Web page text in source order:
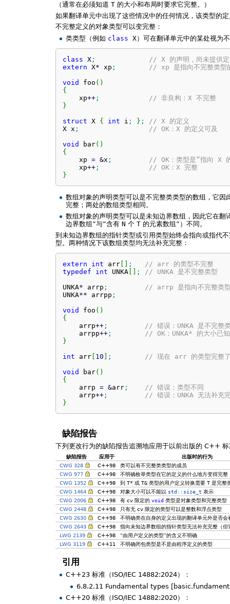
（通常在必须知道 T 的大小和布局时要求它完整。）
如果翻译单元中出现了这些情况中的任何情况，该类型的
不完整定义的对象类型可以变完整：
类类型（例如 class X）可在翻译单元中的某处视为
class X;
// X 的声明，尚未提供定
extern X* xp ;
// xp 是指向不完整类型
void
foo ( )
{
    xp
++;
// 非良构：X 不完整
}
struct X { int i ; } ;
// X 的定义
X x ;
// OK：X 的定义可及
void
bar( )
{
    xp
= &x ;
// OK：类型是“指向 X
    xp
++;
// OK：X 完整
}
数组对象的声明类型可以是不完整类类型的数组，它
完整；两处的数组类型相同。
数组对象的声明类型可以是未知边界数组，因此它在
边界数组”与“含有N 个T 的元素数组”）不同。
到未知边界数组的指针类型或引用类型始终会指向或指代
型。两种情况下该数组类型均无法补充完整：
extern int arr[ ;
// arr 的类型不完整
typedef
int UNKA[ ;
// UNKA 是不完整类型
UNKA* arrp ;
// arrp 是指向不完整类型
UNKA** arrpp ;
void
foo ( )
{
    arrp
++;
// 错误：UNKA 是不完整
    arrpp
++;
// OK：UNKA* 的大小已知
}
int arr[ 10 ;
// 现在 arr 的类型完整
void
bar( )
{
    arrp
= &arr;
// 错误：类型不同
    arrp
++;
// 错误：UNKA 无法补充
}
缺陷报告
下列更改行为的缺陷报告追溯地应用于以前出版的 C++
缺陷报告 应用于
出版时的行为
CWG 328
C++98
类可以有不完整类类型的成员
CWG 977
C++98
不明确枚举类型在它的定义的什么地方变得完整
CWG 1352
C++98 到 T* 或 T&类型的用户定义转换需要 T是完整
CWG 1464
C++98 对象大小可以不能以 std::size_t 表示
CWG 2006
C++98 有 cv 限定的 void类型是对象类型和完整类型
CWG 2448
C++98
只有无 cv 限定的类型可以是整数和浮点类型
CWG 2630
C++98
不明确类在自身的定义出现的翻译单元外是否会
CWG 2643
C++98
指向未知边界数组的指针类型无法补充完整（但
LWG 2139
C++98
“由用户定义的类型”的含义不明确
LWG 3119
C++11 不明确闭包类型是不是由程序定义的类型
引用
C++23 标准（ISO/IEC 14882:2024）：
6.8.2.11 Fundamental types
C++20 标准（ISO/IEC 14882:2020）：